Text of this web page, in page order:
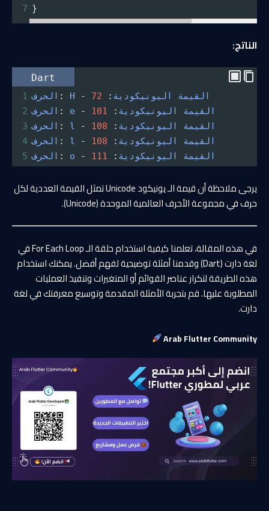
7 }
الناتج:
Dart
1 الحرف : H - القيمة اليونيكودية :
72
2 الحرف : e - القيمة اليونيكودية :
101
3 الحرف : l - القيمة اليونيكودية :
108
4 الحرف : l - القيمة اليونيكودية :
108
5 الحرف : o - القيمة اليونيكودية :
111
يرجى ملاحظة أن قيمة الـ يونيكود Unicode تمثل القيمة العددية لكل
حرف في مجموعة الأحرف العالمية الموحدة (Unicode).
في هذه المقالة، تعلمنا كيفية استخدام حلقة الـ For Each Loop في
لغة دارت (Dart) وقدمنا أمثلة توضيحية لفهم أفضل. يمكنك استخدام
هذه الطريقة لتكرار عناصر القوائم أو المتغيرات وتنفيذ العمليات
المطلوبة عليها. قم بتجربة الأمثلة المقدمة وتوسيع معرفتك في لغة
دارت.
Arab Flutter Community